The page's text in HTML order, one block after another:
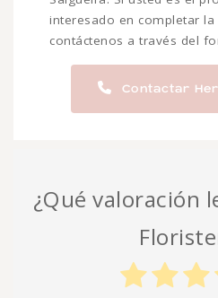
interesado en completar
contáctenos a través del
Contactar
¿Qué valoración